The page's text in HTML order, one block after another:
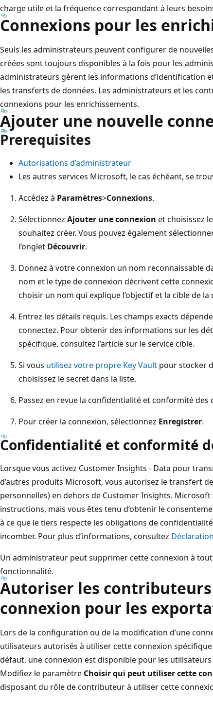
charge utile et la fréquence correspondant à leurs
Connexions pour les
Seuls les administrateurs peuvent configurer de
créées sont toujours disponibles à la fois pour les
administrateurs gèrent les informations d’identification
les transferts de données. Les administrateurs et les
connexions pour les enrichissements.
Ajouter une nouvelle
Prerequisites
Autorisations d’administrateur
Les autres services Microsoft, le cas échéant, se
Accédez à Paramètres>Connexions.
Sélectionnez Ajouter une connexion et choisissez
souhaitez créer. Vous pouvez également
l’onglet Découvrir.
Donnez à votre connexion un nom reconnaissable
nom et le type de connexion décrivent cette
choisir un nom qui explique l’objectif et la cible de la
Entrez les détails requis. Les champs exacts
connectez. Pour obtenir des informations sur les
spécifique, consultez l’article sur le service cible.
Si vous utilisez votre propre Key Vault pour stocker
choisissez le secret dans la liste.
Passez en revue la confidentialité et conformité des
Pour créer la connexion, sélectionnez Enregistrer.
Confidentialité et conformité
Lorsque vous activez Customer Insights - Data pour
d’autres produits Microsoft, vous autorisez le transfert
personnelles) en dehors de Customer Insights.
instructions, mais vous êtes tenu d’obtenir le
à ce que le tiers respecte les obligations de
incomber. Pour plus d’informations, consultez
Un administrateur peut supprimer cette connexion à
fonctionnalité.
Autoriser les
connexion pour les
Lors de la configuration ou de la modification d’une
utilisateurs autorisés à utiliser cette connexion
défaut, une connexion est disponible pour les utilisateurs
Modifiez le paramètre Choisir qui peut utiliser cette
disposant du rôle de contributeur à utiliser cette